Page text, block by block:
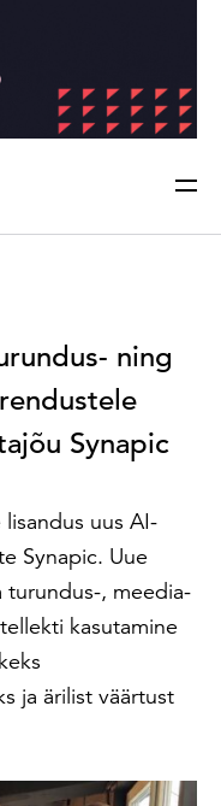
ning
Synapic
uus AI-
Synapic. Uue
, meedia-
kasutamine
ja ärilist väärtust